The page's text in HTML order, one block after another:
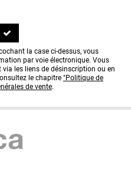
la case ci-dessus, vous
par voie électronique. Vous
les liens de désinscription ou en
le chapitre "Politique de
de vente.